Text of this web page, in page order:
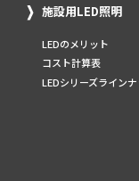
施設用LED照明
LEDのメリット
コスト計算表
LEDシリーズライン